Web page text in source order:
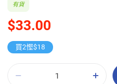
$33.00
有貨
買2慳$18